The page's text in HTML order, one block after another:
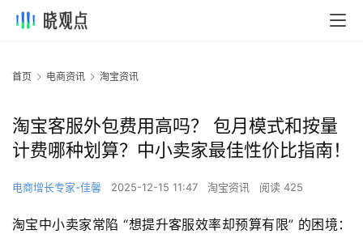
首页 电商资讯 淘宝资讯
淘宝客服外包费用高吗？ 包月模式和按量
计费哪种划算？中小卖家最佳性价比指南！
电商增长专家-佳馨 2025-12-15 11:47 淘宝资讯 阅读 425
淘宝中小卖家常陷 “想提升客服效率却预算有限” 的困境：